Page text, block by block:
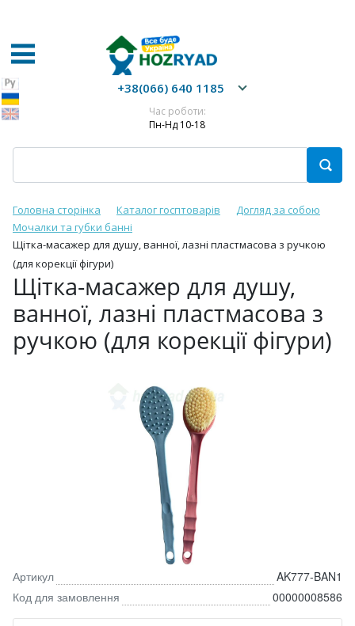
+38(066) 640 1185
Час роботи:
Пн-Нд 10-18
Головна сторінка Каталог госптоварів
Догляд за собою
Мочалки та губки банні
Щітка-масажер для душу, ванної, лазні пластмасова з ручкою
(для корекції фігури)
Щітка-масажер для душу,
ванної, лазні пластмасова з
ручкою (для корекції фігури)
Артикул
AK777-BAN1
Код для замовлення
00000008586